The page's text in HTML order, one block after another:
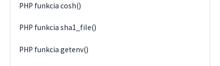
PHP funkcia cosh()
PHP funkcia sha1_file()
PHP funkcia getenv()